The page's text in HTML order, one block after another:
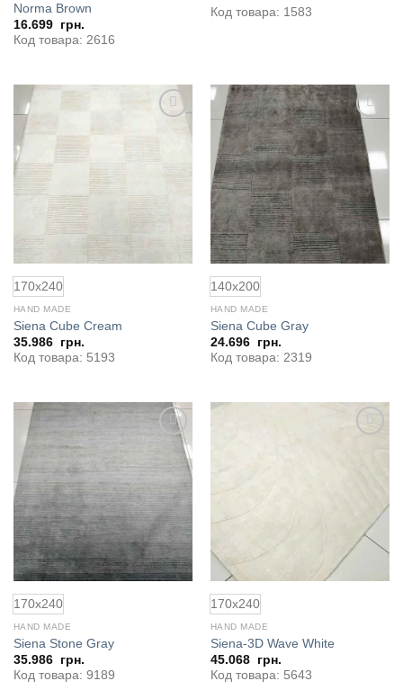
Norma Brown
16.699 грн.
Код товара: 2616
Код товара: 1583
170x240
HAND MADE
Siena Cube Cream
35.986 грн.
Код товара: 5193
140x200
HAND MADE
Siena Cube Gray
24.696 грн.
Код товара: 2319
170x240
HAND MADE
Siena Stone Gray
35.986 грн.
Код товара: 9189
170x240
HAND MADE
Siena-3D Wave White
45.068 грн.
Код товара: 5643